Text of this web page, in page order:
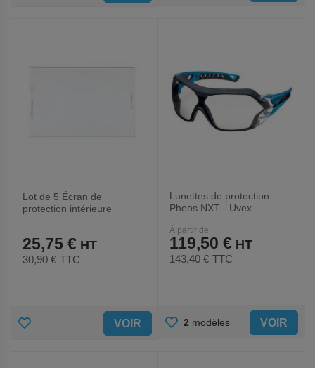
Lot de 5 Écran de
protection intérieure
25,75 €
30,90 € TTC
AJOUTER VOIR
Lunettes de protection
Pheos NXT - Uvex
À partir de
119,50 €
143,40 € TTC
AJOUTER
2 modèles VOIR